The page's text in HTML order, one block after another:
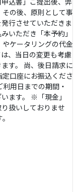
の後、原則として事
行させていただきま
いただき「本予約」
ケータリングの代金
、当日の変更も考慮
す。 尚、後日請求に
口座にお振込くださ
用日までの期間・
ます。 ※「現金」
扱いしておりませ